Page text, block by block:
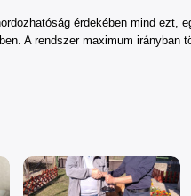
érdekében mind ezt,
A rendszer maximum irányban